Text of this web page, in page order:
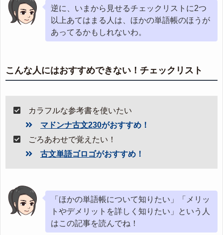
逆に、いまから見せるチェックリストに2つ
以上あてはまる人は、ほかの単語帳のほうが
あってるかもしれないわ。
こんな人にはおすすめできない！チェックリスト
カラフルな参考書を使いたい
マドンナ古文230がおすすめ！
ごろあわせで覚えたい！
古文単語ゴロゴがおすすめ！
「ほかの単語帳について知りたい」「メリッ
トやデメリットを詳しく知りたい」という人
はこの記事を読んでね！